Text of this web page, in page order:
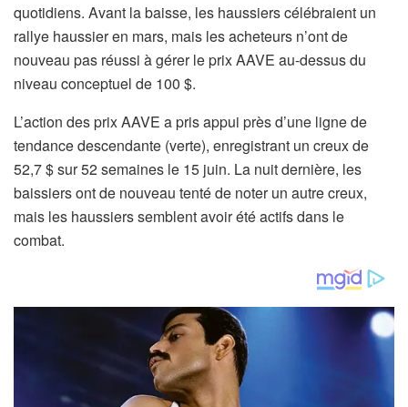
quotidiens. Avant la baisse, les haussiers célébraient un
rallye haussier en mars, mais les acheteurs n’ont de
nouveau pas réussi à gérer le prix AAVE au-dessus du
niveau conceptuel de 100 $.
L’action des prix AAVE a pris appui près d’une ligne de
tendance descendante (verte), enregistrant un creux de
52,7 $ sur 52 semaines le 15 juin. La nuit dernière, les
baissiers ont de nouveau tenté de noter un autre creux,
mais les haussiers semblent avoir été actifs dans le
combat.